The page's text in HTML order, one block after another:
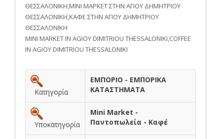
ΘΕΣΣΑΛΟΝΙΚΗ,ΜΙΝΙ ΜΑΡΚΕΤ ΣΤΗΝ ΑΓΙΟΥ ΔΗΜΗΤΡΙΟΥ
ΘΕΣΣΑΛΟΝΙΚΗ,ΚΑΦΕ ΣΤΗΝ ΑΓΙΟΥ ΔΗΜΗΤΡΙΟΥ
ΘΕΣΣΑΛΟΝΙΚΗ
MINI MARKET IN AGIOY DIMITRIOU THESSALONIKI,COFFEE
IN AGIOY DIMITRIOU THESSALONIKI
Κατηγορία
ΕΜΠΟΡΙΟ - ΕΜΠΟΡΙΚΑ
ΚΑΤΑΣΤΗΜΑΤΑ
Υποκατηγορία
Mini Market -
Παντοπωλεία - Καφέ